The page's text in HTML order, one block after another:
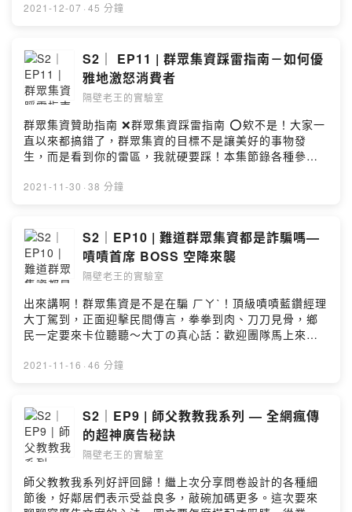
本集精華 ✨奧樂雞本人賣雞排有在合理？好吃又好玩！集
這個 IP 能賣嗎？歡迎到「隔壁老王的實驗室」關注各式實
驗中的最新配方：FB：
https://www.facebook.com/neighb0r.wangIG：
https://www.instagram.com/neighb0r_wang/Powered
by Firstory Hosting
2021-12-07 · 45 分鐘
S2｜ EP11 | 群眾集資踩雷指南－如何優
雅地激怒消費者
隔壁老王的實驗室
群眾集資贊助指南 ❌群眾集資踩雷指南 ⭕欸不是！大家一
直以來都搞錯了，群眾集資的目標不是讓美好的事物發
生，而是看到你的雷區，我就硬要踩！本集節錄各種參與
到咪咪貓貓，請務必要收聽！（不要生氣，生氣給魔鬼留
候捏支語小警察出動！請愛用繁體中文現代美學點滿！電
視購物截圖 NG太烙賽！十入組沒有比較優惠捏計畫更新當
成留言板在聊客服請不要提油救火各種幽默ㄉ雷品大賞歡
迎到「隔壁老王的實驗室」關注各式實驗中的最新配方：
FB：https://www.facebook.com/neighb0r.wangIG：
https://www.instagram.com/neighb0r_wang/Powered
by Firstory Hosting
2021-11-30 · 38 分鐘
S2｜EP10 | 難道群眾集資都是詐騙嗎—
嘖嘖首席 BOSS 空降來襲
隔壁老王的實驗室
出來講啊！群眾集資是不是在騙 ㄏㄚˋ！頂級嘖嘖藍鑽經理
大丁駕到，正面迎擊民間傳言，拳拳到肉、刀刀見骨，鄉
民一定要來卡位聽聽～大丁の真心話：歡迎團隊馬上來提
本集精華 ✨嘖嘖是什麼酷東西加入就對了在黑暗的房間裡
購物網不一樣延遲出貨全因經驗不足針對詐騙疑慮，嘖嘖
做了這些事歡迎到「隔壁老王的實驗室」關注各式實驗中
的最新配方：FB：
https://www.facebook.com/neighb0r.wangIG：
https://www.instagram.com/neighb0r_wang/Powered
by Firstory Hosting
2021-11-16 · 46 分鐘
S2｜EP9 | 師父教教我系列 — 全網瘋傳
的超神廣告秘訣
隔壁老王的實驗室
師父教教我系列好評回歸！繼上次分享問卷設計的各種細
節後，好鄰居們表示受益良多，敲碗加碼更多。這次要來